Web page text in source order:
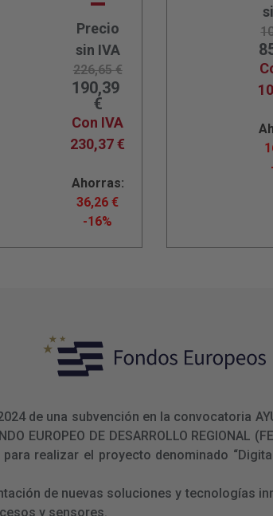
Precio
sin IVA
226,65€
190,39
€
Con IVA
230,37€
Ahorras:
36,26€
-16%
de una subvención en la convocatoria
EUROPEO DE DESARROLLO REGIONAL
para realizar el proyecto denominado
de nuevas soluciones y tecnologías
y sensores.